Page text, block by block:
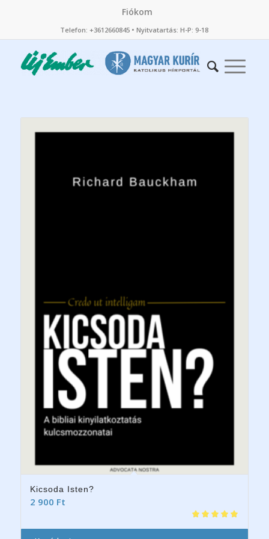
Fiókom
Telefon: +3612660845 • Nyitvatartás: H-P: 9-18
Kicsoda Isten?
2 900 Ft